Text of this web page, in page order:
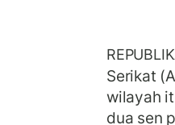
Serikat
wilayah
dua sen